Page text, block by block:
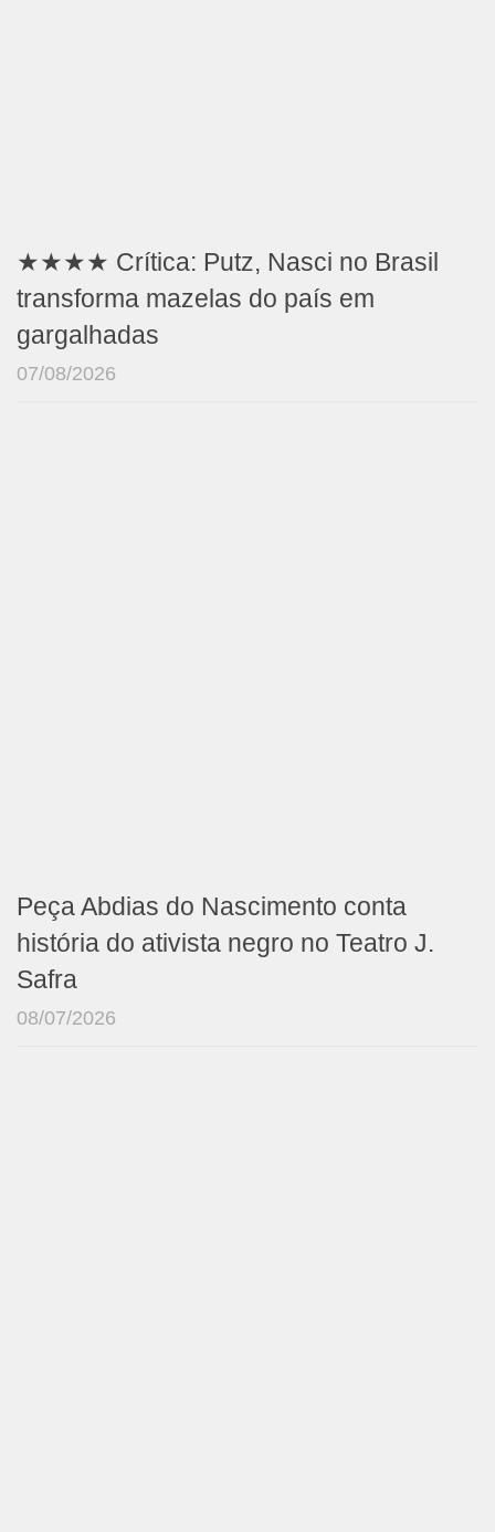
★★★★ Crítica: Putz, Nasci no Brasil
transforma mazelas do país em
gargalhadas
07/08/2026
Peça Abdias do Nascimento conta
história do ativista negro no Teatro J.
Safra
08/07/2026